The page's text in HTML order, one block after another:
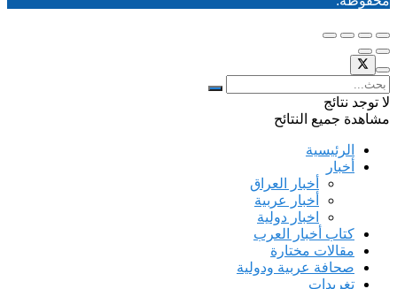
لا توجد نتائج
مشاهدة جميع النتائح
الرئيسية
أخبار
أخبار العراق
أخبار عربية
اخبار دولية
كتاب أخبار العرب
مقالات مختارة
صحافة عربية ودولية
تغريدات